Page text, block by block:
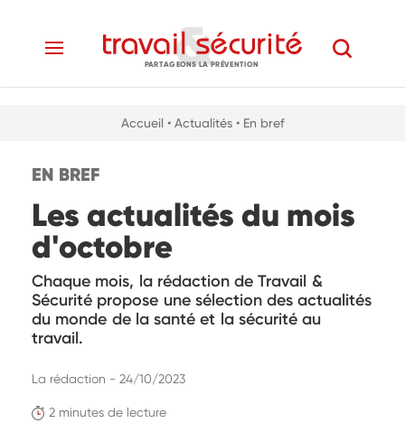
PARTAGEONS LA PRÉVENTION
Accueil • Actualités • En bref
EN BREF
Les actualités du mois
d'octobre
Chaque mois, la rédaction de Travail &
Sécurité propose une sélection des actualités
du monde de la santé et la sécurité au
travail.
2 minutes de lecture
La rédaction - 24/10/2023